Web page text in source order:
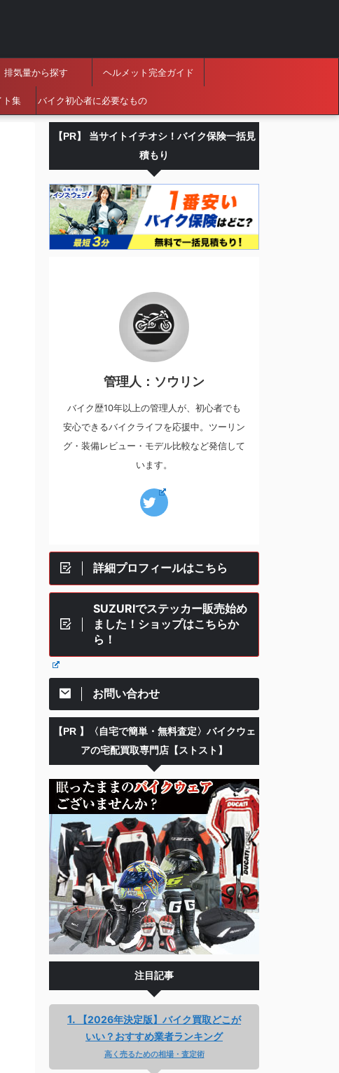
排気量から探す ヘルメット完全ガイド
ト集 バイク初心者に必要なもの
【PR】 当サイトイチオシ！バイク保険一括見
積もり
管理人：ソウリン
バイク歴10年以上の管理人が、初心者でも
安心できるバイクライフを応援中。ツーリン
グ・装備レビュー・モデル比較など発信して
います。
詳細プロフィールはこちら
SUZURIでステッカー販売始め
ました！ショップはこちらか
ら！
お問い合わせ
【PR 】〈自宅で簡単・無料査定〉バイクウェ
アの宅配買取専門店【ストスト】
注目記事
【2026年決定版】バイク買取どこが
いい？おすすめ業者ランキング
高く売るための相場・査定術